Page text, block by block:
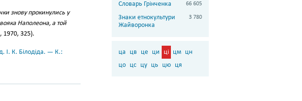
знову прокинулись у
Наполеона, а той
1970, 325).
І. К. Білодіда. — К.:
Словарь Грінченка 66 605
Знаки етнокультури
Жайворонка
3 780
ца цв це ци ці цм цн
цо цс цу ць цю ця